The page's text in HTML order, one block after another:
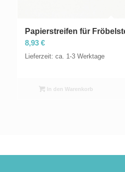
Papierstreifen für
8,93 €
Lieferzeit: ca. 1-3 Werktage
In den Warenkorb